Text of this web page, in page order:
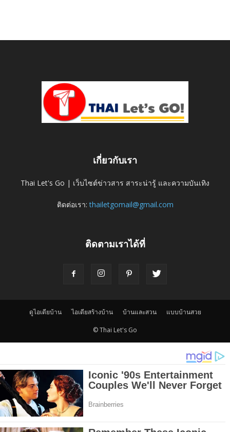
เกี่ยวกับเรา
Thai Let's Go | เว็บไซต์ข่าวสาร สาระน่ารู้ และความบันเทิง
ติดต่อเรา:thailetgomail@gmail.com
ติดตามเราได้ที่
ดูไอเดียบ้าน ไอเดียสร้างบ้าน บ้านและสวน แบบบ้านสวย
© Thai Let's Go